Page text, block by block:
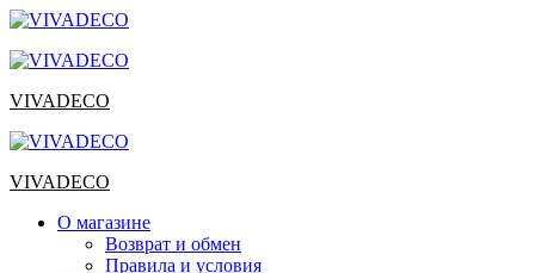
Перейти
содержимому
VIVADECO
VIVADECO
О магазине
Возврат и обмен
Правила и условия